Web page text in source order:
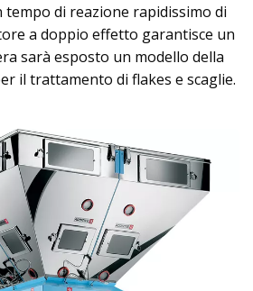
di reazione rapidissimo di
a doppio effetto garantisce un
sarà esposto un modello della
il trattamento di flakes e scaglie.